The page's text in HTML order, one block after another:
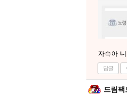
자슥아
답글
드림팩